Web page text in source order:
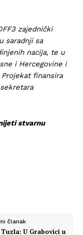
zajednički
saradnji sa
nacija, te u
i Hercegovine i
finansira
stvarnu
članak
Tuzla: U Grabovici u